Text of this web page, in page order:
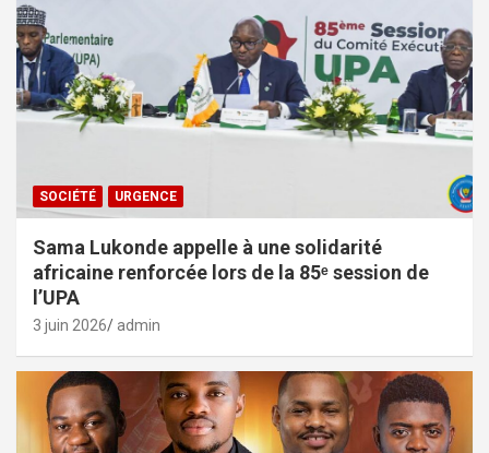
SOCIÉTÉ URGENCE
Sama Lukonde appelle à une solidarité
africaine renforcée lors de la 85ᵉ session de
l’UPA
3 juin 2026 admin